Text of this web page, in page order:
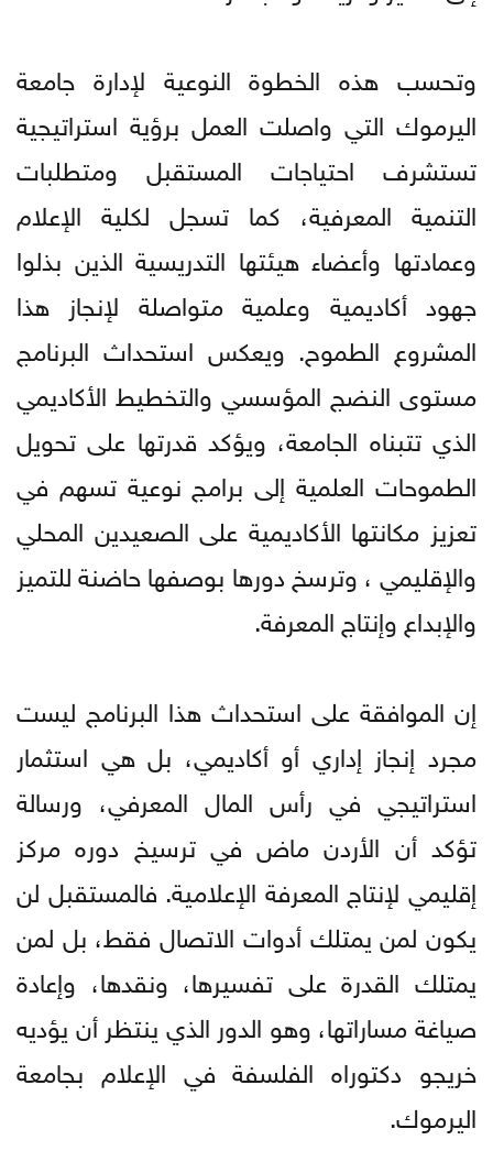
وتحسب هذه الخطوة النوعية لإدارة جامعة
اليرموك التي واصلت العمل برؤية استراتيجية
تستشرف احتياجات المستقبل ومتطلبات
التنمية المعرفية، كما تسجل لكلية الإعلام
وعمادتها وأعضاء هيئتها التدريسية الذين بذلوا
جهود أكاديمية وعلمية متواصلة لإنجاز هذا
المشروع الطموح. ويعكس استحداث البرنامج
مستوى النضج المؤسسي والتخطيط الأكاديمي
الذي تتبناه الجامعة، ويؤكد قدرتها على تحويل
الطموحات العلمية إلى برامج نوعية تسهم في
تعزيز مكانتها الأكاديمية على الصعيدين المحلي
والإقليمي ، وترسخ دورها بوصفها حاضنة للتميز
والإبداع وإنتاج المعرفة.
إن الموافقة على استحداث هذا البرنامج ليست
مجرد إنجاز إداري أو أكاديمي، بل هي استثمار
استراتيجي في رأس المال المعرفي، ورسالة
تؤكد أن الأردن ماض في ترسيخ دوره مركز
إقليمي لإنتاج المعرفة الإعلامية. فالمستقبل لن
يكون لمن يمتلك أدوات الاتصال فقط، بل لمن
يمتلك القدرة على تفسيرها، ونقدها، وإعادة
صياغة مساراتها، وهو الدور الذي ينتظر أن يؤديه
خريجو دكتوراه الفلسفة في الإعلام بجامعة
اليرموك.